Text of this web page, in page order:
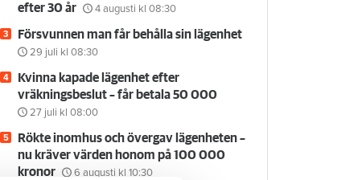
efter 30 år
4 augusti kl 08:30
Försvunnen man får behålla sin lägenhet
29 juli kl 08:30
Kvinna kapade lägenhet efter
vräkningsbeslut – får betala 50 000
27 juli kl 08:00
Rökte inomhus och övergav lägenheten –
nu kräver värden honom på 100 000
kronor
6 augusti kl 10:30